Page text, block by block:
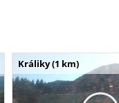
Králiky (1 km)